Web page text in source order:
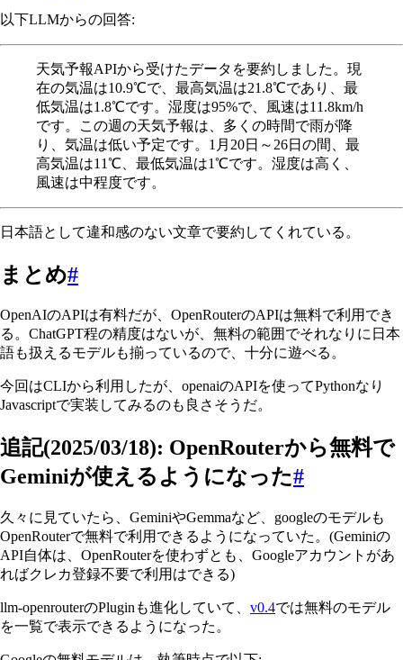
以下LLMからの回答:
天気予報APIから受けたデータを要約しました。現
在の気温は10.9℃で、最高気温は21.8℃であり、最
低気温は1.8℃です。湿度は95%で、風速は11.8km/h
です。この週の天気予報は、多くの時間で雨が降
り、気温は低い予定です。1月20日～26日の間、最
高気温は11℃、最低気温は1℃です。湿度は高く、
風速は中程度です。
日本語として違和感のない文章で要約してくれている。
まとめ#
OpenAIのAPIは有料だが、OpenRouterのAPIは無料で利用でき
る。ChatGPT程の精度はないが、無料の範囲でそれなりに日本
語も扱えるモデルも揃っているので、十分に遊べる。
今回はCLIから利用したが、openaiのAPIを使ってPythonなり
Javascriptで実装してみるのも良さそうだ。
追記(2025/03/18): OpenRouterから無料で
Geminiが使えるようになった#
久々に見ていたら、GeminiやGemmaなど、googleのモデルも
OpenRouterで無料で利用できるようになっていた。(Geminiの
API自体は、OpenRouterを使わずとも、Googleアカウントがあ
ればクレカ登録不要で利用はできる)
llm-openrouterのPluginも進化していて、 v0.4では無料のモデル
を一覧で表示できるようになった。